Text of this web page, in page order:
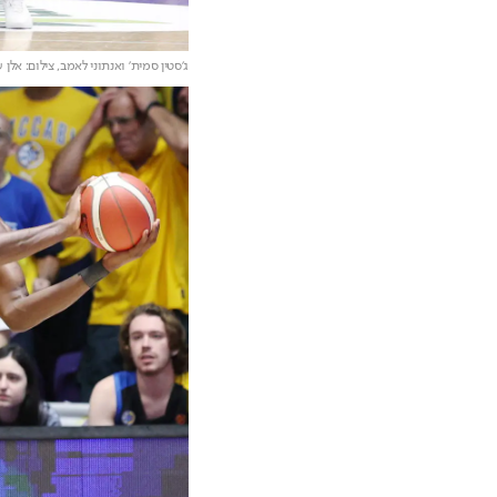
ג'סטין סמית' ואנתוני לאמב,צילום: אלן